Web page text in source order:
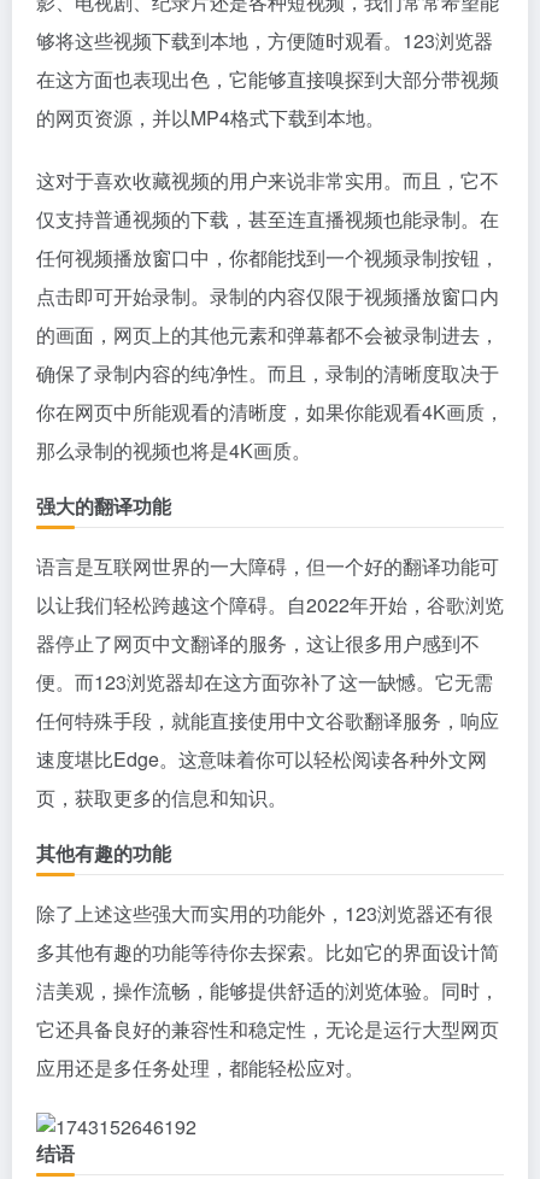
够将这些视频下载到本地，方便随时观看。123浏览器
在这方面也表现出色，它能够直接嗅探到大部分带视频
的网页资源，并以MP4格式下载到本地。
这对于喜欢收藏视频的用户来说非常实用。而且，它不
仅支持普通视频的下载，甚至连直播视频也能录制。在
任何视频播放窗口中，你都能找到一个视频录制按钮，
点击即可开始录制。录制的内容仅限于视频播放窗口内
的画面，网页上的其他元素和弹幕都不会被录制进去，
确保了录制内容的纯净性。而且，录制的清晰度取决于
你在网页中所能观看的清晰度，如果你能观看4K画质，
那么录制的视频也将是4K画质。
强大的翻译功能
语言是互联网世界的一大障碍，但一个好的翻译功能可
以让我们轻松跨越这个障碍。自2022年开始，谷歌浏览
器停止了网页中文翻译的服务，这让很多用户感到不
便。而123浏览器却在这方面弥补了这一缺憾。它无需
任何特殊手段，就能直接使用中文谷歌翻译服务，响应
速度堪比Edge。这意味着你可以轻松阅读各种外文网
页，获取更多的信息和知识。
其他有趣的功能
除了上述这些强大而实用的功能外，123浏览器还有很
多其他有趣的功能等待你去探索。比如它的界面设计简
洁美观，操作流畅，能够提供舒适的浏览体验。同时，
它还具备良好的兼容性和稳定性，无论是运行大型网页
应用还是多任务处理，都能轻松应对。
结语